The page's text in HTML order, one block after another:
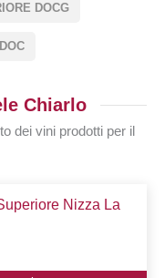
DOCG
Chiarlo
dei vini prodotti per il
Nizza La